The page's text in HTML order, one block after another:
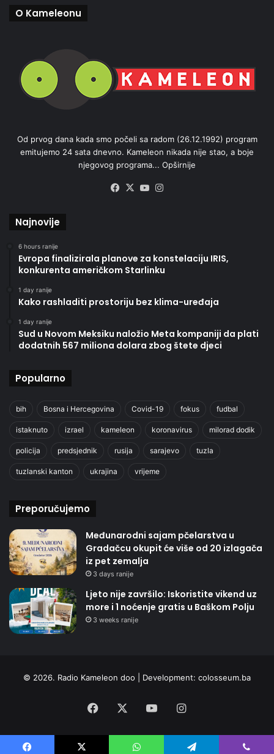
O Kameleonu
Od prvog dana kada smo počeli sa radom (26.12.1992) program
emitujemo 24 sata dnevno. Kameleon nikada nije stao, a boje
njegovog programa... Opširnije
Facebook
X YouTube
Najnovije
6 hours ranije
Evropa finalizirala planove za konstelaciju IRIS,
konkurenta američkom Starlinku
1 day ranije
Kako rashladiti prostoriju bez klima-uređaja
1 day ranije
Sud u Novom Meksiku naložio Meta kompaniji da plati
dodatnih 567 miliona dolara zbog štete djeci
Popularno
bih Bosna i Hercegovina Covid-19 fokus fudbal
istaknuto izrael kameleon koronavirus milorad dodik
policija predsjednik rusija sarajevo tuzla
tuzlanski kanton ukrajina vrijeme
Preporučujemo
Međunarodni sajam pčelarstva u
Gradačcu okupit će više od 20 izlagača
iz pet zemalja
3 days ranije
Ljeto nije završilo: Iskoristite vikend uz
more i 1 noćenje gratis u Baškom Polju
3 weeks ranije
© 2026. Radio Kameleon doo | Development: colosseum.ba
Facebook YouTubeInstagram